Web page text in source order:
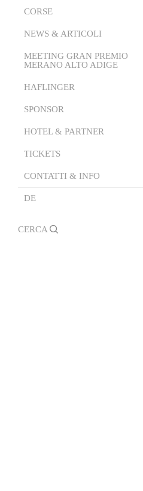
Chi Siamo
La Struttura
Conoscere l’Ippica
CORSE
Calendario
Partenti Online
Palio del Burgraviato
Classifiche Stagione
Guarda i video delle corse
NEWS & ARTICOLI
Comunicati Stampa
MEETING GRAN PREMIO
MERANO ALTO ADIGE
Meeting Gran Premio Merano
Alto Adige 2026
La Storia
HAFLINGER
SPONSOR
HOTEL & PARTNER
Hotel Partner
Ristoranti Partner
TICKETS
CONTATTI & INFO
Contatti & Info
DE